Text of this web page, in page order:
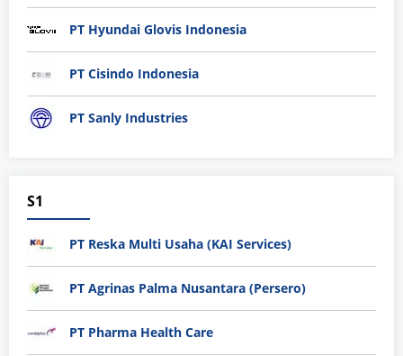
PT Hyundai Glovis Indonesia
PT Cisindo Indonesia
PT Sanly Industries
S1
PT Reska Multi Usaha (KAI Services)
PT Agrinas Palma Nusantara (Persero)
PT Pharma Health Care